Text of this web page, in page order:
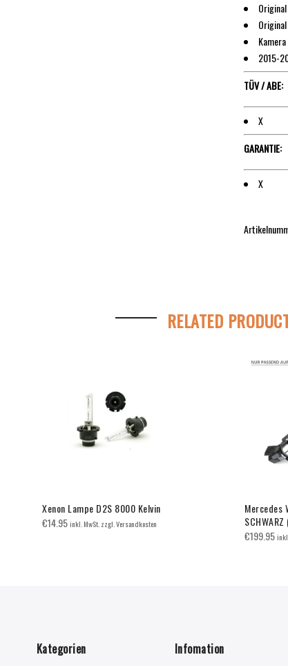
Original
Kamera
2015-
TÜV / ABE:
X
GARANTIE:
X
RELATED
Xenon Lampe D2S 8000 Kelvin
€14.95inkl. MwSt. zzgl. Versandkosten
Mercedes
€199.95
Kategorien Infomation